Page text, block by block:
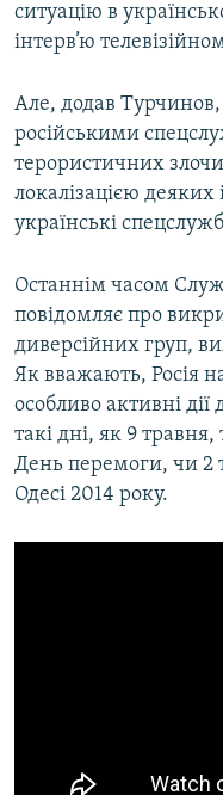
Усі сайти RFE/RL
ситуацію в
інтерв’ю
Але, додав
російськими
терористичних
локалізацією
українські
Останнім часом
повідомляє про
диверсійних груп,
Як вважають, Росія
особливо активні дії
такі дні, як 9
День перемоги, чи 2
Одесі 2014 року.